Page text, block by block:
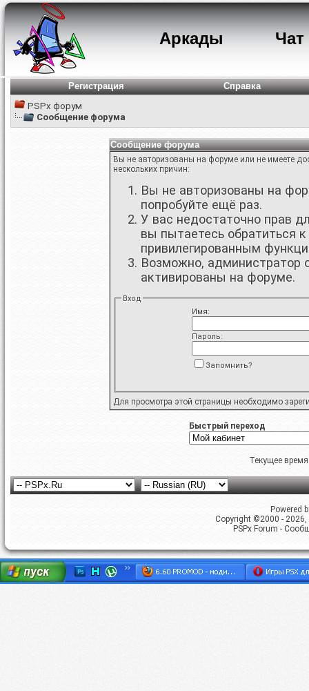
Аркады Чат
Регистрация
Справка
PSPx форум
Сообщение форума
Сообщение форума
Вы не авторизованы на форуме или не имеете
нескольких причин:
Вы не авторизованы на
попробуйте ещё раз.
У вас недостаточно прав
вы пытаетесь обратиться
привилегированным
Возможно, администратор
активированы на форуме.
Вход
Имя:
Пароль:
Запомнить?
Для просмотра этой страницы необходимо
Быстрый переход
Текущее
Powered
Copyright ©2000 -
PSPx Forum -